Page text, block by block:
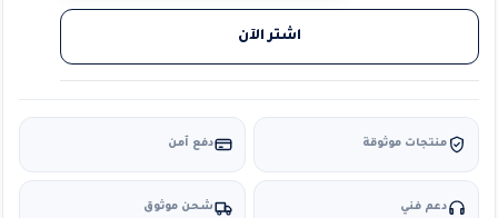
اشتر الآن
منتجات موثوقة دفع آمن
دعم فني شحن موثوق